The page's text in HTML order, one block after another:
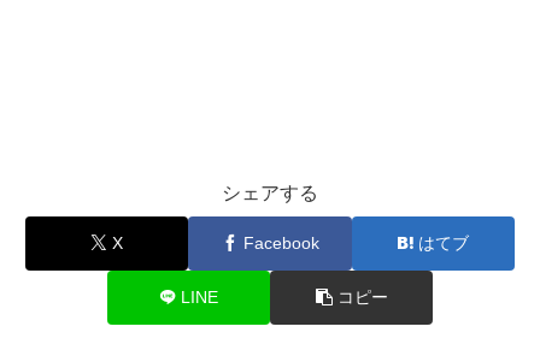
シェアする
X Facebook はてブ
LINE コピー